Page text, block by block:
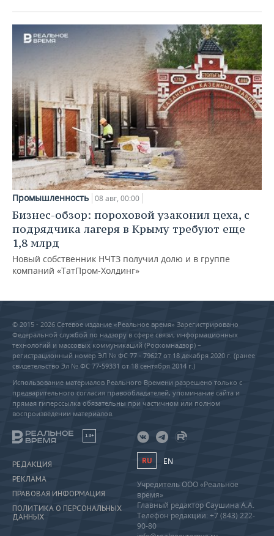
Промышленность 08 авг, 00:00
Бизнес-обзор: пороховой узаконил цеха, с
подрядчика лагеря в Крыму требуют еще
1,8 млрд
Новый собственник НЧТЗ получил долю и в группе
компаний «ТатПром-Холдинг»
© 2015 - 2026 Сетевое издание «Реальное время» Зарегистрировано
Федеральной службой по надзору в сфере связи, информационных
технологий и массовых коммуникаций (Роскомнадзор) –
регистрационный номер ЭЛ № ФС 77 - 79627 от 18 декабря 2020 г. (ранее
свидетельство Эл № ФС 77-59331 от 18 сентября 2014 г.)
Использование материалов Реального Времени разрешено только с
предварительного согласия правообладателей, упоминание сайта и
прямая гиперссылка обязательны при частичном или полном
воспроизведении материалов.
18+
РЕДАКЦИЯ
РЕКЛАМА
ПРАВОВАЯ ИНФОРМАЦИЯ
ПОЛИТИКА О ПЕРСОНАЛЬНЫХ
ДАННЫХ
RU EN
Учредитель ООО «Реальное
время»
Главный редактор Саушина А.А.
Телефон редакции: +7 (843) 222-
90-80